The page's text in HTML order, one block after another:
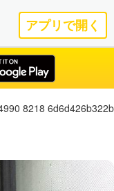
アプリで開く